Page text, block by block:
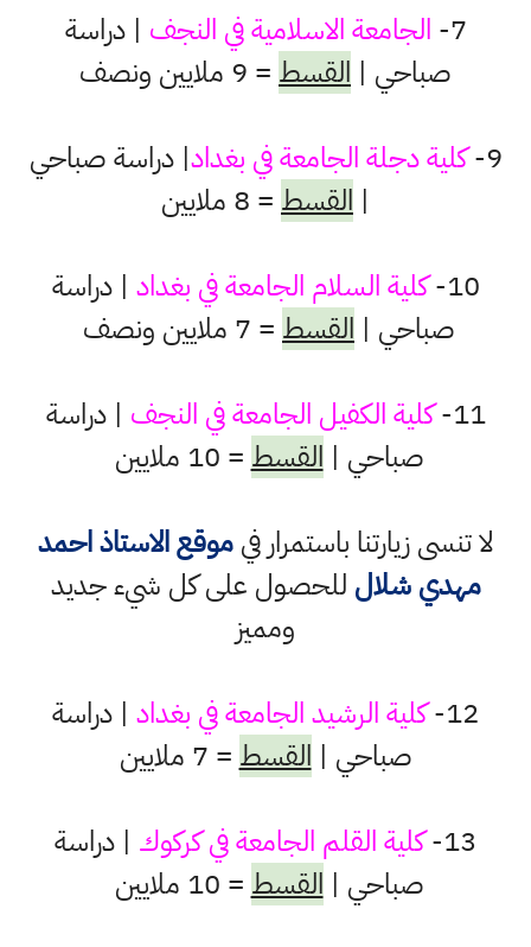
7- الجامعة الاسلاميةفي النجف | دراسة
صباحي | القسط = 9 ملايين ونصف
9- كلية دجلة الجامعة في بغداد| دراسة صباحي
| القسط = 8 ملايين
10- كلية السلام الجامعة في بغداد | دراسة
صباحي | القسط = 7 ملايين ونصف
11- كلية الكفيل الجامعة في النجف | دراسة
صباحي | القسط = 10 ملايين
لا تنسى زيارتنا باستمرار فيموقع الاستاذ احمد
مهدي شلال للحصول على كل شيء جديد
ومميز
12- كلية الرشيد الجامعة في بغداد | دراسة
صباحي | القسط = 7 ملايين
13- كلية القلم الجامعة في كركوك | دراسة
صباحي | القسط = 10 ملايين